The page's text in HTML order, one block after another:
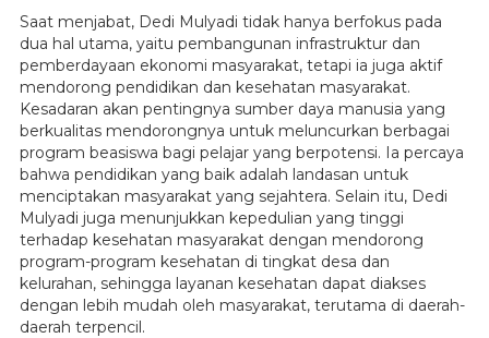
Saat menjabat, Dedi Mulyadi tidak hanya berfokus pada
dua hal utama, yaitu pembangunan infrastruktur dan
pemberdayaan ekonomi masyarakat, tetapi ia juga aktif
mendorong pendidikan dan kesehatan masyarakat.
Kesadaran akan pentingnya sumber daya manusia yang
berkualitas mendorongnya untuk meluncurkan berbagai
program beasiswa bagi pelajar yang berpotensi. Ia percaya
bahwa pendidikan yang baik adalah landasan untuk
menciptakan masyarakat yang sejahtera. Selain itu, Dedi
Mulyadi juga menunjukkan kepedulian yang tinggi
terhadap kesehatan masyarakat dengan mendorong
program-program kesehatan di tingkat desa dan
kelurahan, sehingga layanan kesehatan dapat diakses
dengan lebih mudah oleh masyarakat, terutama di daerah-
daerah terpencil.